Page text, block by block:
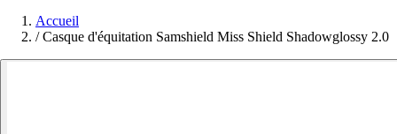
Accueil
/ Casque d'équitation Samshield Miss Shield Shadowglossy 2.0